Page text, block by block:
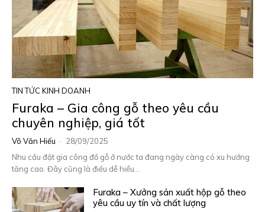
TIN TỨC KINH DOANH
Furaka – Gia công gỗ theo yêu cầu
chuyên nghiệp, giá tốt
Võ Văn Hiếu - 28/09/2025
Nhu cầu đặt gia công đồ gỗ ở nước ta đang ngày càng có xu hướng
tăng cao. Đây cũng là điều dễ hiểu...
Furaka – Xưởng sản xuất hộp gỗ theo
yêu cầu uy tín và chất lượng